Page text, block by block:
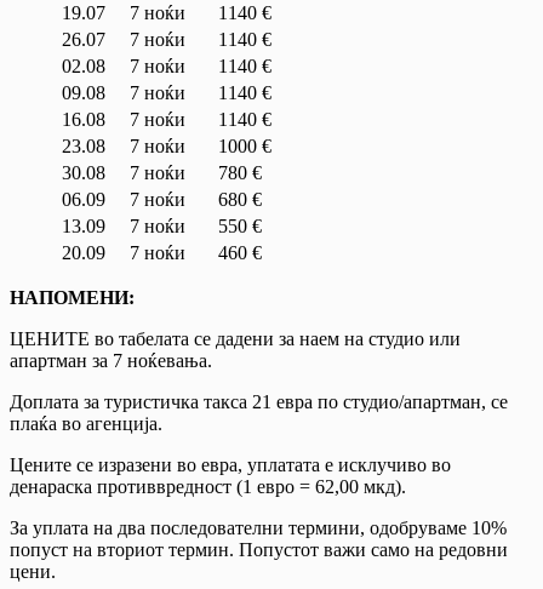
19.07
7 ноќи
1140 €
26.07
7 ноќи
1140 €
02.08
7 ноќи
1140 €
09.08
7 ноќи
1140 €
16.08
7 ноќи
1140 €
23.08
7 ноќи
1000 €
30.08
7 ноќи
780 €
06.09
7 ноќи
680 €
13.09
7 ноќи
550 €
20.09
7 ноќи 460 €
НАПОМЕНИ:
ЦЕНИТЕ во табелата се дадени за наем на студио или
апартман за 7 ноќевања.
Доплата за туристичка такса 21 евра по студио/апартман, се
плаќа во агенција.
Цените се изразени во евра, уплатата е исклучиво во
денараска противвредност (1 евро = 62,00 мкд).
За уплата на два последователни термини, одобруваме 10%
попуст на вториот термин. Попустот важи само на редовни
цени.